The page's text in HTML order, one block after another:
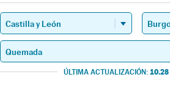
ÚLTIMA ACTUALIZACIÓN: 10.28